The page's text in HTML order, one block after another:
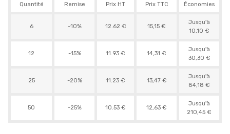
Quantité Remise Prix HT Prix TTC Économies
6 -10% 12.62 € 15,15 €
Jusqu'à
10,10 €
12 -15% 11.93 € 14,31 €
Jusqu'à
30,30 €
25 -20% 11.23 € 13,47 €
Jusqu'à
84,18 €
50 -25% 10.53 € 12,63 €
Jusqu'à
210,45 €